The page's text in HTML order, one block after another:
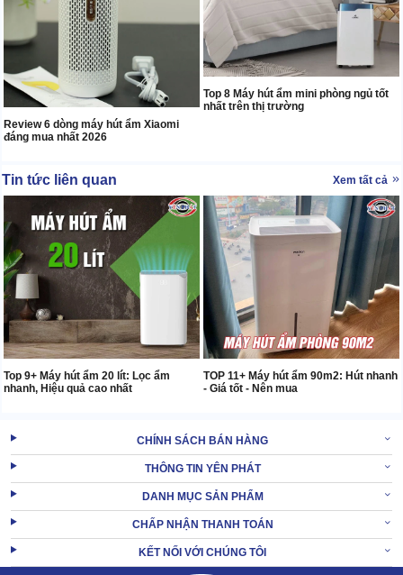
Review 6 dòng máy hút ẩm Xiaomi
đáng mua nhất 2026
Top 8 Máy hút ẩm mini phòng ngủ tốt
nhất trên thị trường
Tin tức liên quan Xem tất cả
Top 9+ Máy hút ẩm 20 lít: Lọc ẩm
nhanh, Hiệu quả cao nhất
TOP 11+ Máy hút ẩm 90m2: Hút nhanh
- Giá tốt - Nên mua
CHÍNH SÁCH BÁN HÀNG
THÔNG TIN YÊN PHÁT
DANH MỤC SẢN PHẨM
CHẤP NHẬN THANH TOÁN
KẾT NỐI VỚI CHÚNG TÔI